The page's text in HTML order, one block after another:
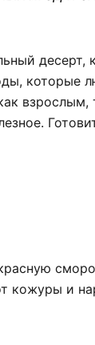
которые
взрослым,
кожуры и